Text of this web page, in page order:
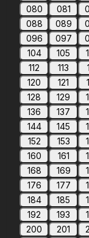
080
081
088
089
096
097
104
105
112
113
120
121
128
129
136
137
144
145
152
153
160
161
168
169
176
177
184
185
192
193
200
201